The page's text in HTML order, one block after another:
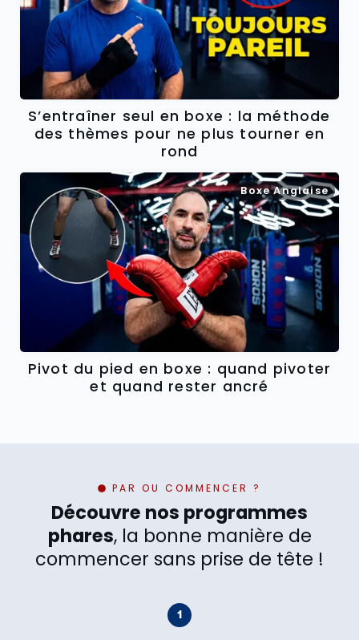
S’entraîner seul en boxe : la méthode
des thèmes pour ne plus tourner en
rond
Boxe Anglaise
Pivot du pied en boxe : quand pivoter
et quand rester ancré
PAR OU COMMENCER ?
Découvre nos programmes
phares, la bonne manière de
commencer sans prise de tête !